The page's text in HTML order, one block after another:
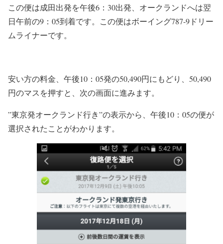
この便は成田出発を午後6：30出発、オークランドへは翌
日午前の9：05到着です。この便はボーイング787-9ドリー
ムライナーです。
安い方の料金、午後10：05発の50,490円にもどり、50,490
円のマスを押すと、次の画面に進みます。
”東京発オークランド行き”の表示から、午後10：05の便が
選択されたことがわかります。